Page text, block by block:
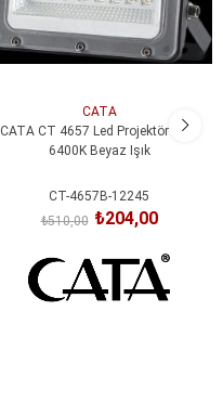
CATA
CATA CT 4657 Led Projektör 30W
6400K Beyaz Işık
CT-4657B-12245
₺204,00
₺510,00